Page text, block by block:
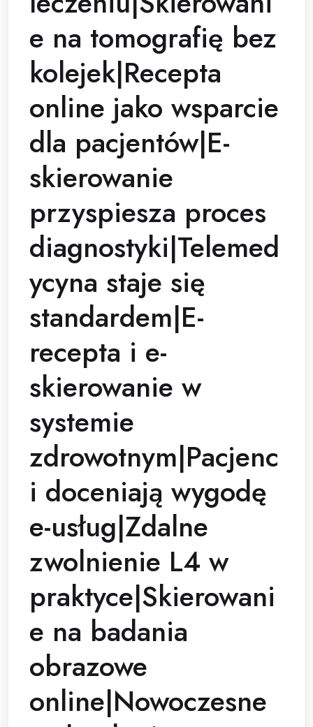
e na tomografię bez
kolejek|Recepta
online jako wsparcie
dla pacjentów|E-
skierowanie
przyspiesza proces
diagnostyki|Telemed
ycyna staje się
standardem|E-
recepta i e-
skierowanie w
systemie
zdrowotnym|Pacjenc
i doceniają wygodę
e-usług|Zdalne
zwolnienie L4 w
praktyce|Skierowani
e na badania
obrazowe
online|Nowoczesne